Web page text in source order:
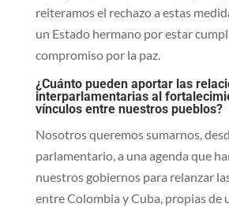
reiteramos el rechazo a estas
un Estado hermano por estar
compromiso por la paz.
¿Cuánto pueden aportar las
interparlamentarias al
vínculos entre nuestros pueblos?
Nosotros queremos sumarnos,
parlamentario, a una agenda que
nuestros gobiernos para relanzar
entre Colombia y Cuba, propias de